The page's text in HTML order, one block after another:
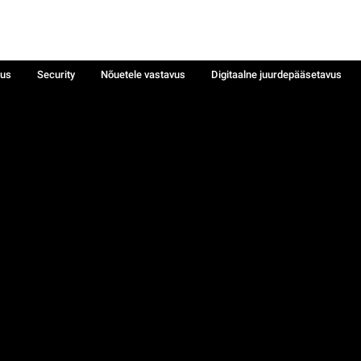
Security Nõuetele vastavus
Digitaalne juurdepääsetavus